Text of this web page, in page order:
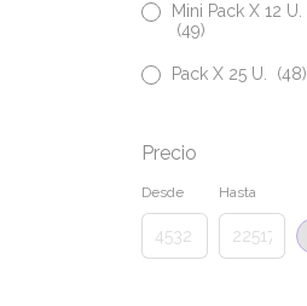
Mini Pack X 12 U.
(49)
Pack X 25 U. (48)
Precio
Desde Hasta